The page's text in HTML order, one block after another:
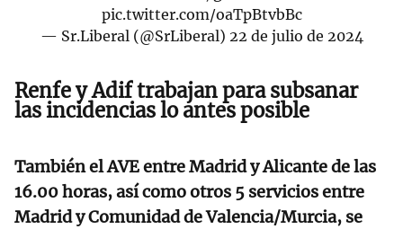
pic.twitter.com/oaTpBtvbBc
— Sr.Liberal (@SrLiberal) 22 de julio de 2024
Renfe y Adif trabajan para subsanar
las incidencias lo antes posible
También el AVE entre Madrid y Alicante de las
16.00 horas, así como otros 5 servicios entre
Madrid y Comunidad de Valencia/Murcia, se